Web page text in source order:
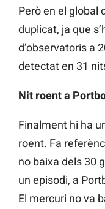
Però en el global
duplicat, ja que
d’observatoris a
detectat en 31
Nit roent a
Finalment hi ha
roent. Fa
no baixa dels 30
un episodi, a
El mercuri no va